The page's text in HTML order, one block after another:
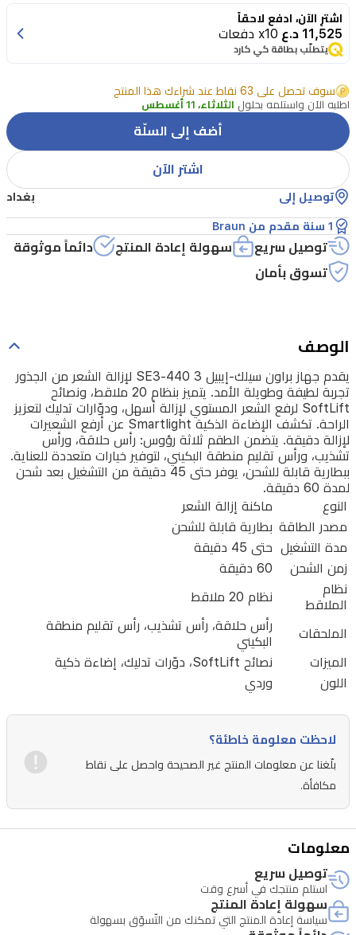
SE3-
440
الشعر
من
الجذور
تجربة
لطيفة
وطويلة
الأمد.
يتميز
بنظام
ونصائح
SoftLift
لرفع
الشعر
المستوي
لإزالة
أسهل،
ودوّارات
تدليك
لتعزيز
الراحة.
تكشف
الإضاءة
Smartlight
عن
أرفع
الشعيرات
لإزالة
دقيقة.
يتضمن
الطقم
ثلاثة
رؤوس:
رأس
حلاقة،
اشترِ الآن، ادفع لاحقاً
11,525 د.ع x10 دفعات
يتطلّب بطاقة كي كارد
سوف تحصل على 63 نقاط عند شراءك هذا المنتج
اطلبه الآن واستلمه بحلول الثلاثاء، 11 أغسطس
أضف إلى السلّة
اشتر الآن
توصيل إلى بغداد
1 سنة مقدم من Braun
توصيل سريع سهولة إعادة المنتج
دائماً موثوقة
تسوق بأمان
الوصف
يقدم جهاز براون سيلك-إيبيل 3 SE3-440 لإزالة الشعر من الجذور
تجربة لطيفة وطويلة الأمد. يتميز بنظام 20 ملاقط، ونصائح
SoftLift لرفع الشعر المستوي لإزالة أسهل، ودوّارات تدليك لتعزيز
الراحة. تكشف الإضاءة الذكية Smartlight عن أرفع الشعيرات
لإزالة دقيقة. يتضمن الطقم ثلاثة رؤوس: رأس حلاقة، ورأس
تشذيب، ورأس تقليم منطقة البكيني، لتوفير خيارات متعددة للعناية.
ببطارية قابلة للشحن، يوفر حتى 45 دقيقة من التشغيل بعد شحن
لمدة 60 دقيقة.
النوع
ماكنة إزالة الشعر
مصدر الطاقة بطارية قابلة للشحن
مدة التشغيل حتى 45 دقيقة
زمن الشحن
60 دقيقة
نظام
الملاقط
نظام 20 ملاقط
الملحقات
رأس حلاقة، رأس تشذيب، رأس تقليم منطقة
البكيني
الميزات
نصائح SoftLift، دوّرات تدليك، إضاءة ذكية
اللون
وردي
لاحظت معلومة خاطئة؟
بلّغنا عن معلومات المنتج غير الصحيحة واحصل على نقاط
مكافأة.
معلومات
توصيل سريع
استلم منتجك في أسرع وقت
سهولة إعادة المنتج
سياسة إعادة المنتج التي تمكنك من التّسوّق بسهولة